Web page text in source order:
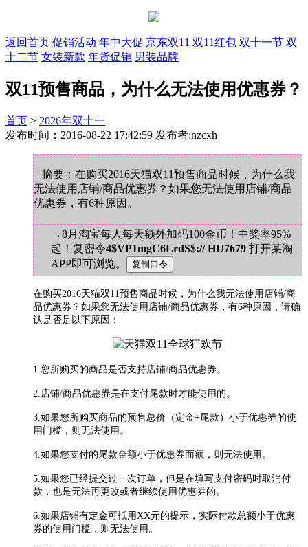
返回首页 促销活动 年中大促 京东双11 双11红包 双十一节 双
十二节 女装新款 年货促销 男装品牌
双11预售商品，为什么无法使用优惠券？
首页 > 2026年双十一
发布时间：2016-08-22 17:42:59 发布者:nzcxh
摘要：在购买2016天猫双11预售商品时候，为什么我
无法使用店铺/商品优惠券？如果您无法使用店铺/商品
优惠券，有6种原因。
→8月淘宝每人每天额外加码100金币！中奖率95%
起！复密令4$VP1mgC6LrdS$:// HU7679 打开某淘
APP即可浏览。
在购买2016天猫双11预售商品时候，为什么我无法使用店铺/商
品优惠券？如果您无法使用店铺/商品优惠券，有6种原因，请确
认是否是以下原因：
1.您所购买的商品是否支持店铺/商品优惠券。
2.店铺/商品优惠券是在支付尾款时才能使用的。
3.如果您所购买商品的预售总价（定金+尾款）小于优惠券的使
用门槛，则无法使用。
4.如果您支付的尾款金额小于优惠券面额，则无法使用。
5.如果您已经提交过一次订单，但是在填写支付密码时取消付
款，也是无法再更改或者继续使用优惠券的。
6.如果店铺有定金可抵用XX元的提示，实际付款总额小于优惠
券的使用门槛，则无法使用。